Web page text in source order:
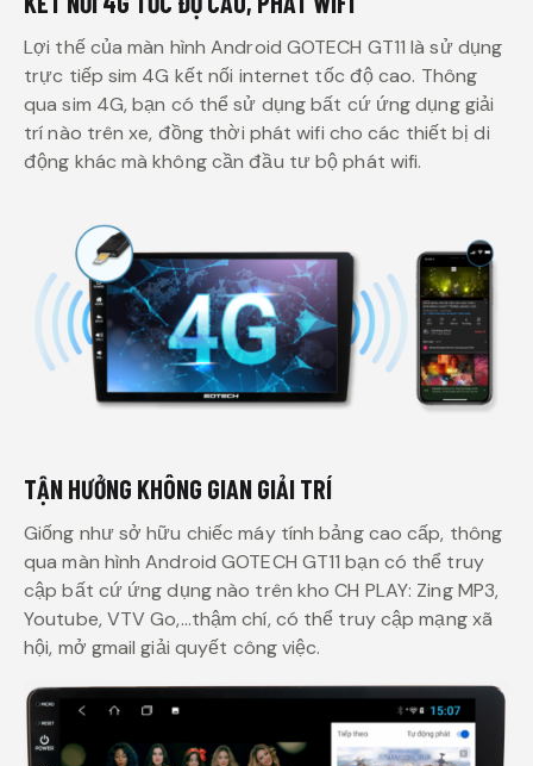
Lợi thế của màn hình Android GOTECH GT11 là sử dụng
trực tiếp sim 4G kết nối internet tốc độ cao. Thông
qua sim 4G, bạn có thể sử dụng bất cứ ứng dụng giải
trí nào trên xe, đồng thời phát wifi cho các thiết bị di
động khác mà không cần đầu tư bộ phát wifi.
TẬN HƯỞNG KHÔNG GIAN GIẢI TRÍ
Giống như sở hữu chiếc máy tính bảng cao cấp, thông
qua màn hình Android GOTECH GT11 bạn có thể truy
cập bất cứ ứng dụng nào trên kho CH PLAY: Zing MP3,
Youtube, VTV Go,…thậm chí, có thể truy cập mạng xã
hội, mở gmail giải quyết công việc.